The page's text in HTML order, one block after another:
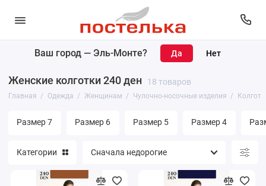
Ваш город — Эль-Монте?
Женские колготки 240 ден 18 товаров
Главная Одежда Женщинам Чулочно-носочные изделия
Размер 7 Размер 6 Размер 5 Размер 4
Мужчинам
Категории